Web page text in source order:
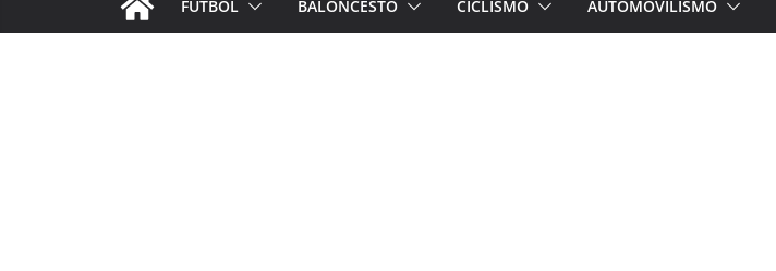
FÚTBOL BALONCESTO CICLISMO AUTOMOVILISMO